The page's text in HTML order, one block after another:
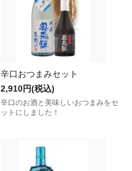
辛口おつまみセット
2,910円(税込)
辛口のお酒と美味しいおつまみをセ
ットにしました！